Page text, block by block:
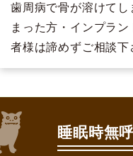
歯周病で骨が溶けて
まった方・インプラ
者様は諦めずご相談下
睡眠時無